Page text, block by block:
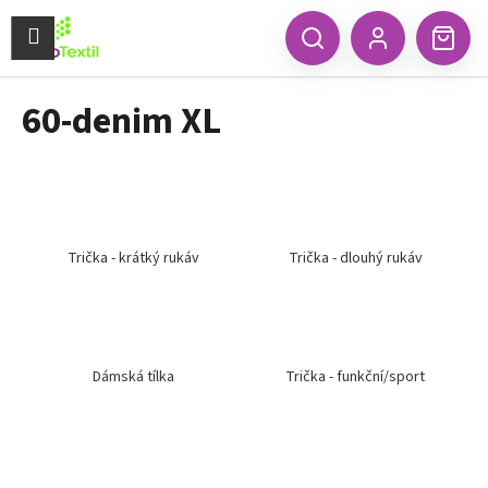
obsah
HledatPřihlášení
Menu
60-denim XL
Trička - krátký rukáv Trička - dlouhý rukáv
Dámská tílka Trička - funkční/sport
K
š Zpět
Zpět
C